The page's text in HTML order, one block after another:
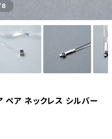
ペア ネックレス シルバー